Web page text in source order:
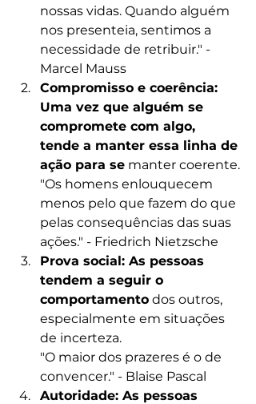
nossas vidas. Quando alguém
nos presenteia, sentimos a
necessidade de retribuir." -
Marcel Mauss
Compromisso e coerência:
Uma vez que alguém se
compromete com algo,
tende a manter essa linha de
ação para se manter coerente.
"Os homens enlouquecem
menos pelo que fazem do que
pelas consequências das suas
ações." - Friedrich Nietzsche
Prova social: As pessoas
tendem a seguir o
comportamento dos outros,
especialmente em situações
de incerteza.
"O maior dos prazeres é o de
convencer." - Blaise Pascal
Autoridade: As pessoas